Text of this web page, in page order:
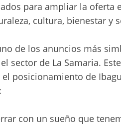
para ampliar la
cultura, bienestar y
de los anuncios más
sector de La Samaria.
posicionamiento de
con un sueño que